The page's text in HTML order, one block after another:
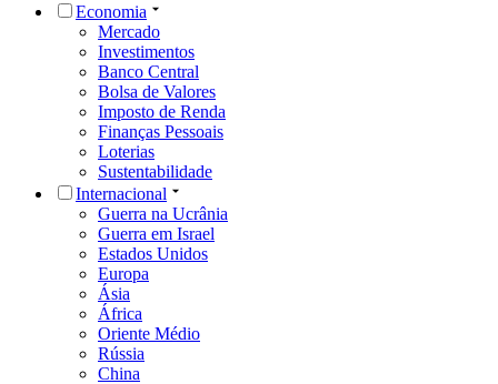
Economia
Mercado
Investimentos
Banco Central
Bolsa de Valores
Imposto de Renda
Finanças Pessoais
Loterias
Sustentabilidade
Internacional
Guerra na Ucrânia
Guerra em Israel
Estados Unidos
Europa
Ásia
África
Oriente Médio
Rússia
China